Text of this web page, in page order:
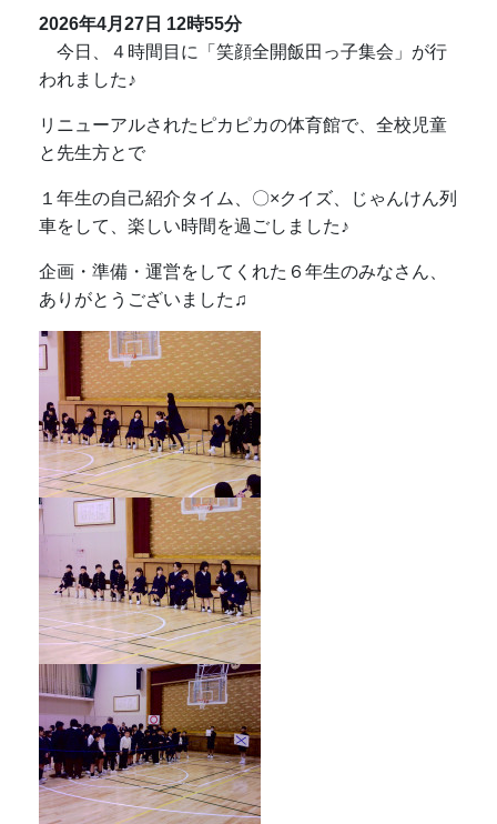
2026年4月27日 12時55分
今日、４時間目に「笑顔全開飯田っ子集会」が行
われました♪
リニューアルされたピカピカの体育館で、全校児童
と先生方とで
１年生の自己紹介タイム、〇×クイズ、じゃんけん列
車をして、楽しい時間を過ごしました♪
企画・準備・運営をしてくれた６年生のみなさん、
ありがとうございました♫